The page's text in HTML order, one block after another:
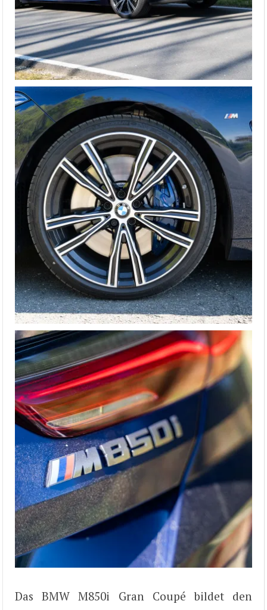
Das BMW M850i Gran Coupé bildet den